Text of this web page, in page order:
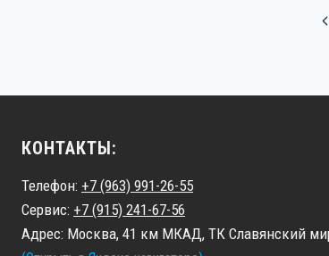
КОНТАКТЫ:
Телефон: +7 (963) 991-26-55
Сервис: +7 (915) 241-67-56
Адрес: Москва, 41 км МКАД, ТК Славянский